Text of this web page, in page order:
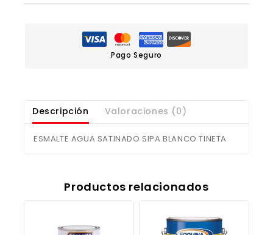
Pago Seguro
Descripción Valoraciones (0)
ESMALTE AGUA SATINADO SIPA BLANCO TINETA
Productos relacionados